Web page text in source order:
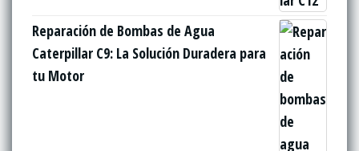
Reparación de Bombas de Agua
Caterpillar C9: La Solución Duradera para
tu Motor